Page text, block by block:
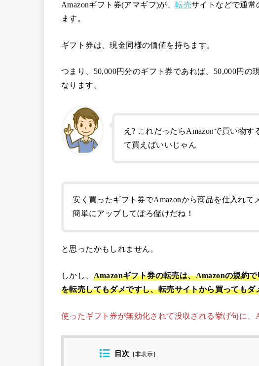
Amazonギフト券(アマギフ)が、転売サイトなどで通常
ます。
ギフト券は、現金同様の価値を持ちます。
つまり、50,000円分のギフト券であれば、50,000円の
なります。
え? これだったらAmazonで買い物
て買えばいいじゃん
安く買ったギフト券でAmazonから商品を仕入れて
簡単にアップしてぼろ儲けだね！
と思ったかもしれません。
しかし、 Amazonギフト券の転売は、Amazonの規約
を転売してもダメですし、転売サイトから買ってもダ
使ったギフト券が無効化されて没収される挙げ句に、
目次 [非表示]